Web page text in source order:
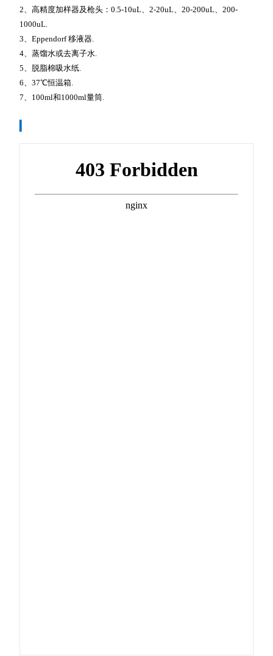
2、高精度加样器及枪头：0.5-10uL、2-20uL、20-200uL、200-
1000uL.
3、Eppendorf 移液器.
4、蒸馏水或去离子水.
5、脱脂棉吸水纸.
6、37℃恒温箱.
7、100ml和1000ml量筒.